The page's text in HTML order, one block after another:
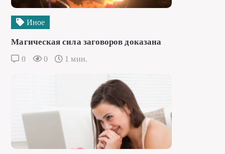
Иное
Магическая сила заговоров доказана
0 0 1 мин.